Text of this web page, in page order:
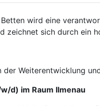
wird eine
zeichnet sich durch ein
Weiterentwicklung
d) im Raum Ilmenau